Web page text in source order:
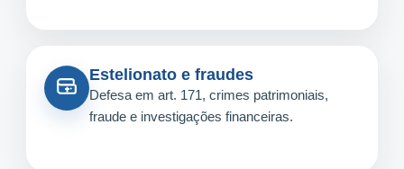
Estelionato e fraudes
Defesa em art. 171, crimes patrimoniais,
fraude e investigações financeiras.